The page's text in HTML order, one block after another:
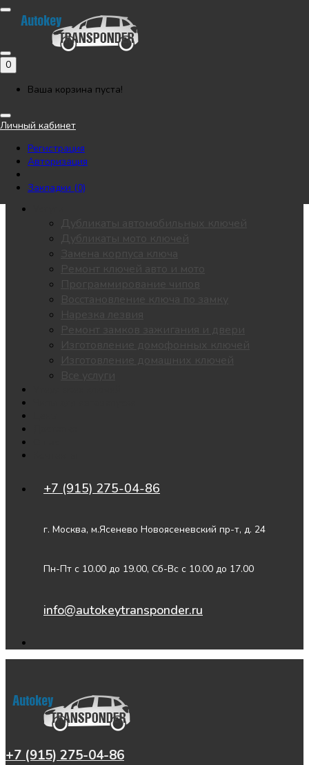
Позвонить
Напишите нам в Telegram
Автоключи
Все разделы
Дубликаты автомобильных ключей
Дубликаты мото ключей
Замена корпуса ключа
Ремонт ключей авто и мото
Программирование чипов
Восстановление ключа по замку
Нарезка лезвия
Ремонт замков зажигания и двери
Изготовление домофонных ключей
Изготовление домашних ключей
Все услуги
+7 (915) 275-04-86
г. Москва, м.Ясенево Новоясеневский пр-т, д. 24
Пн-Пт с 10.00 до 19.00, Сб-Вс с 10.00 до 17.00
info@autokeytransponder.ru
0
Ваша корзина пуста!
Личный кабинет
Регистрация
Авторизация
Закладки (0)
+7 (915) 275-04-86